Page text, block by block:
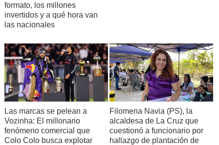
formato, los millones
invertidos y a qué hora van
las nacionales
Las marcas se pelean a
Vozinha: El millonario
fenómeno comercial que
Colo Colo busca explotar
Filomena Navia (PS), la
alcaldesa de La Cruz que
cuestionó a funcionario por
hallazgo de plantación de